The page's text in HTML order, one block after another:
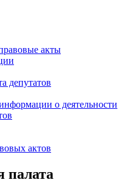
акты
депутатов
о деятельности
актов
палата